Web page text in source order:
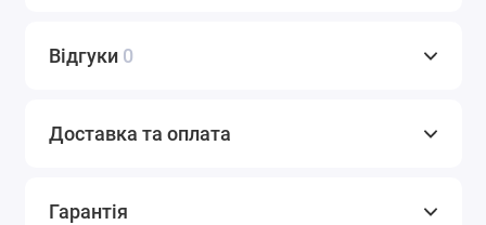
Відгуки 0
Доставка та оплата
Гарантія